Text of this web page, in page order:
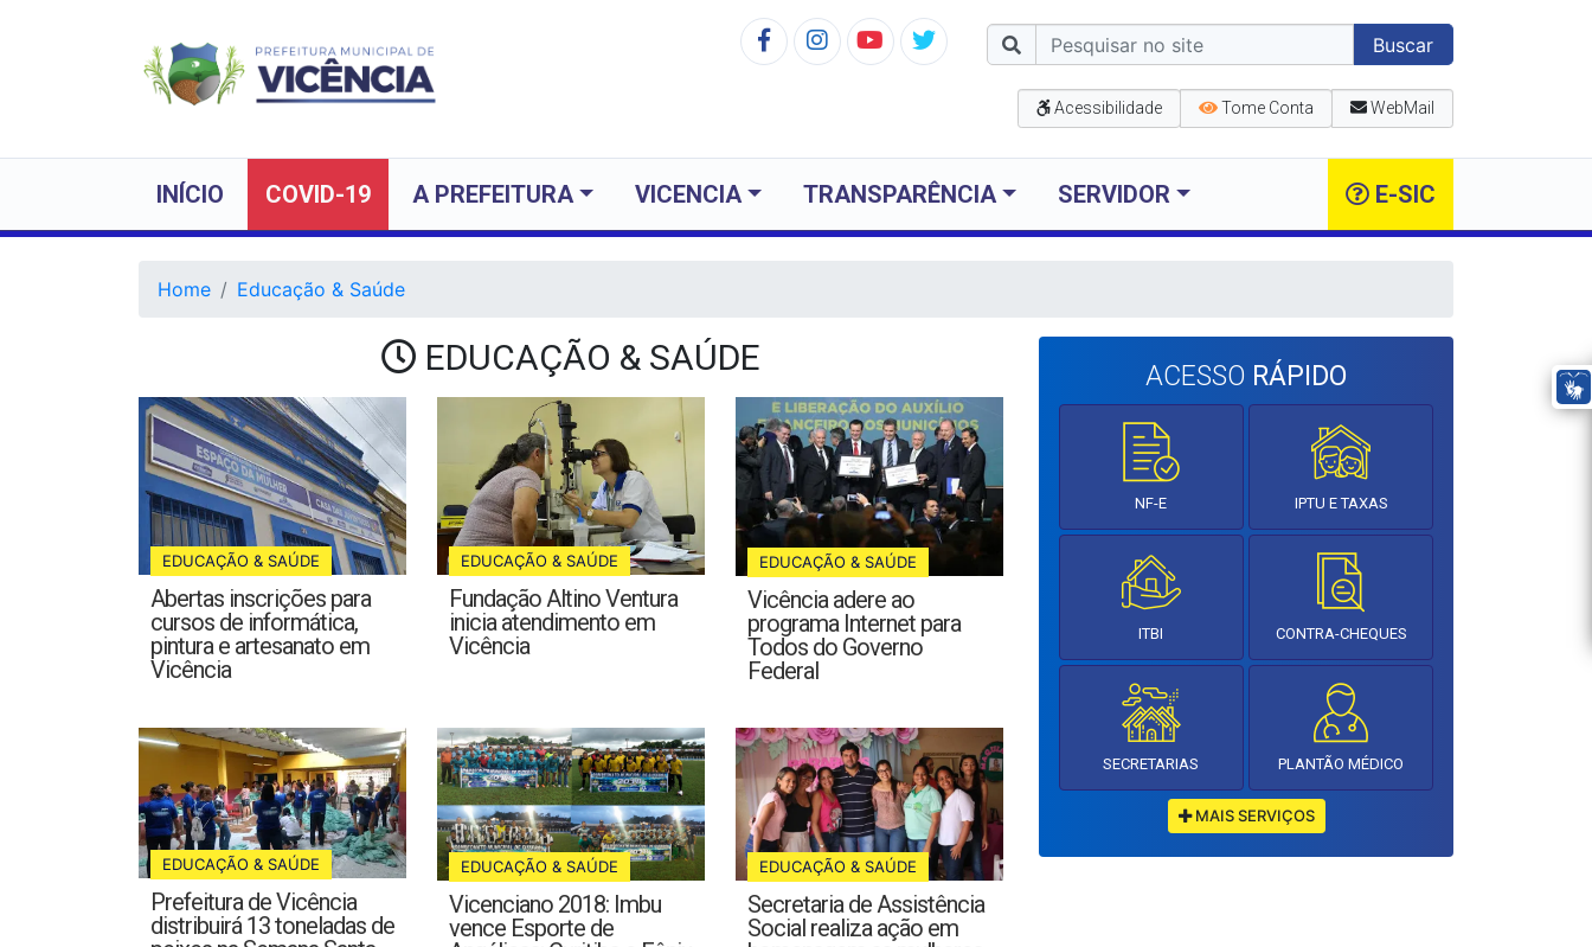
Buscar
Acessibilidade Tome Conta WebMail
INÍCIO COVID-19 A PREFEITURA VICENCIA TRANSPARÊNCIA SERVIDOR E-SIC
Home Educação & Saúde
EDUCAÇÃO & SAÚDE
EDUCAÇÃO & SAÚDE
Abertas inscrições para
cursos de informática,
pintura e artesanato em
Vicência
EDUCAÇÃO & SAÚDE
Fundação Altino Ventura
inicia atendimento em
Vicência
EDUCAÇÃO & SAÚDE
Vicência adere ao
programa Internet para
Todos do Governo
Federal
EDUCAÇÃO & SAÚDE
Prefeitura de Vicência
distribuirá 13 toneladas de
EDUCAÇÃO & SAÚDE
Vicenciano 2018: Imbu
vence Esporte de
EDUCAÇÃO & SAÚDE
Secretaria de Assistência
Social realiza ação em
ACESSO RÁPIDO
NF-E IPTU E TAXAS
ITBI CONTRA-CHEQUES
SECRETARIAS PLANTÃO MÉDICO
MAIS SERVIÇOS